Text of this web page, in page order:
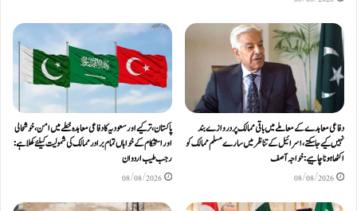
دفاعی معاہدےکے معاملے میں باقی ممالک پر دروازے بند
نہیں کیے جاسکتے، اسرائیل کے تناظر میں سارے مسلم ممالک کو
اکٹھا ہونا چاہیے: خواجہ آصف
08/08/2026
پاکستان، ترکیے اور سعودیہ کا دفاعی معاہدہ خطے میں امن، خوشحالی
اور استحکام کے خواہاں تمام برادر ممالک کی شمولیت کیلئےکھلا ہے:
رجب طیب اردوان
08/08/2026